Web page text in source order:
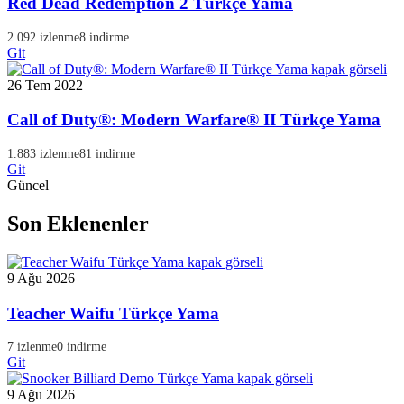
2.092 izlenme8 indirme
Git
26 Tem 2022
Call of Duty®: Modern Warfare® II Türkçe Yama
1.883 izlenme81 indirme
Git
Güncel
Son Eklenenler
9 Ağu 2026
Teacher Waifu Türkçe Yama
7 izlenme0 indirme
Git
9 Ağu 2026